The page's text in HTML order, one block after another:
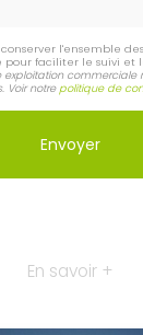
l'ensemble
pour faciliter le suivi
exploitation commerciale
Voir notrepolitique de
En savoir +